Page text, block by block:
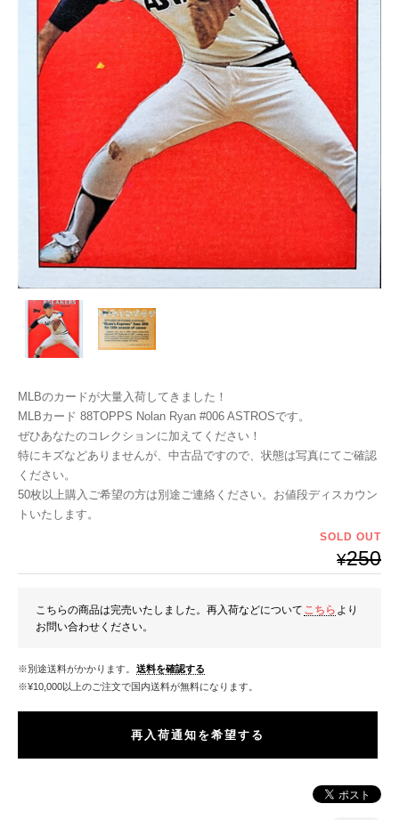
MLBのカードが大量入荷してきました！
MLBカード 88TOPPS Nolan Ryan #006 ASTROSです。
ぜひあなたのコレクションに加えてください！
特にキズなどありませんが、中古品ですので、状態は写真にてご確認
ください。
50枚以上購入ご希望の方は別途ご連絡ください。お値段ディスカウン
トいたします。
SOLD OUT
¥250
こちらの商品は完売いたしました。再入荷などについて こちら より
お問い合わせください。
※別途送料がかかります。 送料を確認する
※¥10,000以上のご注文で国内送料が無料になります。
再入荷通知を希望する